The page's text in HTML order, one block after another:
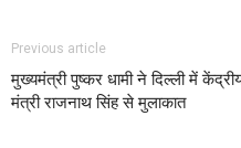
Previous article
मुख्यमंत्री पुष्कर धामी ने दिल्ली में
मंत्री राजनाथ सिंह से मुलाकात